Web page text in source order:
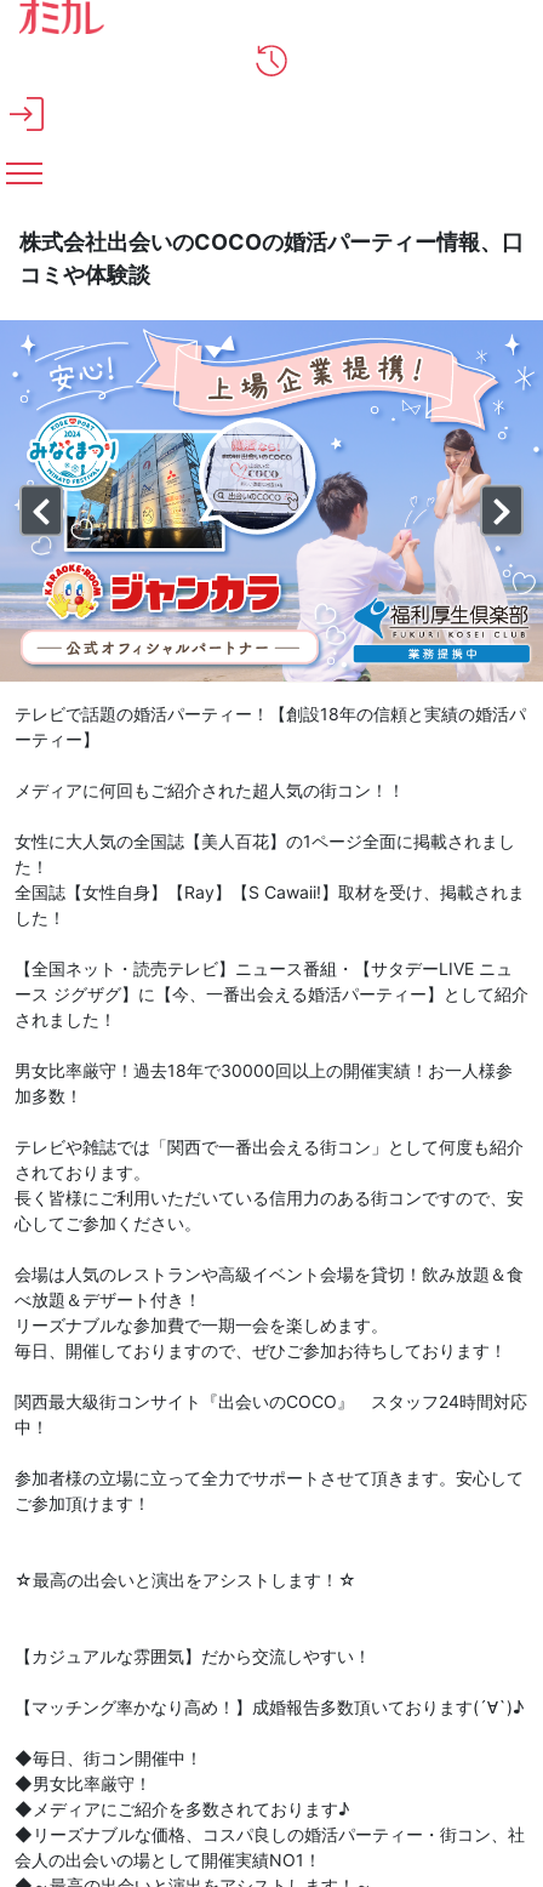
メインコンテンツへスキップ
株式会社出会いのCOCOの婚活パーティー情報、口
コミや体験談
テレビで話題の婚活パーティー！【創設18年の信頼と実績の婚活パ
ーティー】
メディアに何回もご紹介された超人気の街コン！！
女性に大人気の全国誌【美人百花】の1ページ全面に掲載されまし
た！
全国誌【女性自身】【Ray】【S Cawaii!】取材を受け、掲載されま
した！
【全国ネット・読売テレビ】ニュース番組・【サタデーLIVE ニュ
ース ジグザグ】に【今、一番出会える婚活パーティー】として紹介
されました！
男女比率厳守！過去18年で30000回以上の開催実績！お一人様参
加多数！
テレビや雑誌では「関西で一番出会える街コン」として何度も紹介
されております。
長く皆様にご利用いただいている信用力のある街コンですので、安
心してご参加ください。
会場は人気のレストランや高級イベント会場を貸切！飲み放題＆食
べ放題＆デザート付き！
リーズナブルな参加費で一期一会を楽しめます。
毎日、開催しておりますので、ぜひご参加お待ちしております！
関西最大級街コンサイト『出会いのCOCO』 スタッフ24時間対応
中！
参加者様の立場に立って全力でサポートさせて頂きます。安心して
ご参加頂けます！
☆最高の出会いと演出をアシストします！☆
【カジュアルな雰囲気】だから交流しやすい！
【マッチング率かなり高め！】成婚報告多数頂いております(´∀`)♪
◆毎日、街コン開催中！
◆男女比率厳守！
◆メディアにご紹介を多数されております♪
◆リーズナブルな価格、コスパ良しの婚活パーティー・街コン、社
会人の出会いの場として開催実績NO1！